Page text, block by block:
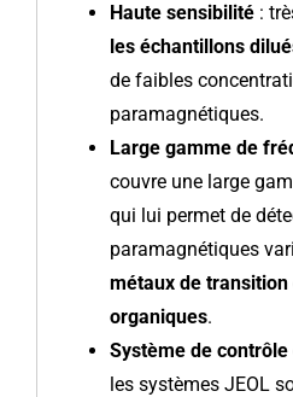
Haute sensibilité:
les échantillons
de faibles
paramagnétiques.
Large gamme de
couvre une large
qui lui permet de
paramagnétiques
métaux de
organiques.
Système de
les systèmes JEOL